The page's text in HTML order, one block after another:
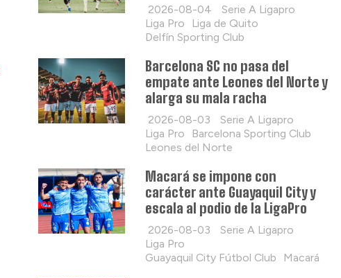
2026-08-04
Serie A Ligapro
Liga Pro
Liga de Quito
Delfín Sporting Club
Barcelona SC no pasa del
empate ante Leones del Norte y
alarga su mala racha
2026-08-03
Serie A Ligapro
Liga Pro
Barcelona Sporting Club
Leones del Norte
Macará se impone con
carácter ante Guayaquil City y
escala al podio de la LigaPro
2026-08-03
Serie A Ligapro
Liga Pro
Guayaquil City Fútbol Club
Macará